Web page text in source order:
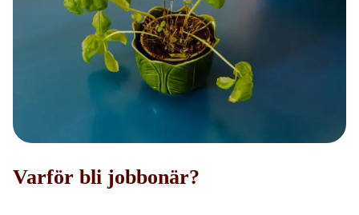
Varför bli jobbonär?